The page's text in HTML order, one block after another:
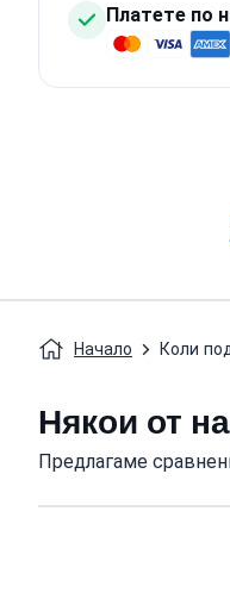
Платете по
Начало Коли
Някои от
Предлагаме